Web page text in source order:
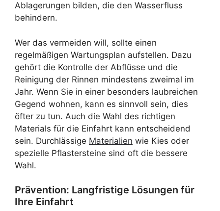
Ablagerungen bilden, die den Wasserfluss
behindern.
Wer das vermeiden will, sollte einen
regelmäßigen Wartungsplan aufstellen. Dazu
gehört die Kontrolle der Abflüsse und die
Reinigung der Rinnen mindestens zweimal im
Jahr. Wenn Sie in einer besonders laubreichen
Gegend wohnen, kann es sinnvoll sein, dies
öfter zu tun. Auch die Wahl des richtigen
Materials für die Einfahrt kann entscheidend
sein. Durchlässige Materialien wie Kies oder
spezielle Pflastersteine sind oft die bessere
Wahl.
Prävention: Langfristige Lösungen für
Ihre Einfahrt